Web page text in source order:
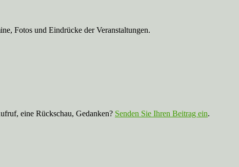
Fotos und Eindrücke der Veranstaltungen.
eine Rückschau, Gedanken? Senden Sie Ihren Beitrag ein.